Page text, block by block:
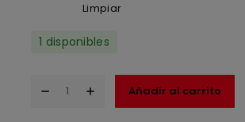
Limpiar
1 disponibles
Añadir al carrito